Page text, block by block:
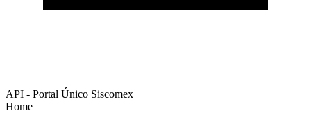
API - Portal Único Siscomex
Home